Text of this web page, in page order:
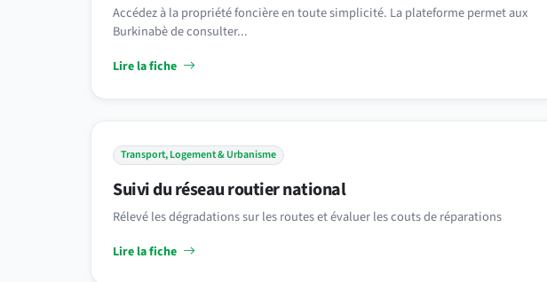
Accédez à la propriété foncière en toute simplicité. La plateforme permet aux
Burkinabè de consulter...
Lire la fiche
Transport, Logement & Urbanisme
Suivi du réseau routier national
Rélevé les dégradations sur les routes et évaluer les couts de réparations
Lire la fiche